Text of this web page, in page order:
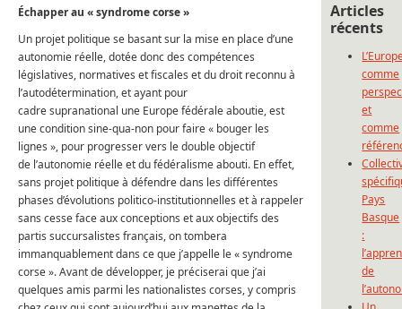
Échapper au « syndrome corse »
Un projet politique se basant sur la mise en place d’une
autonomie réelle, dotée donc des compétences
législatives, normatives et fiscales et du droit reconnu à
l’autodétermination, et ayant pour
cadre supranational une Europe fédérale aboutie, est
une condition sine-qua-non pour faire « bouger les
lignes », pour progresser vers le double objectif
de l’autonomie réelle et du fédéralisme abouti. En effet,
sans projet politique à défendre dans les différentes
phases d’évolutions politico-institutionnelles et à rappeler
sans cesse face aux conceptions et aux objectifs des
partis succursalistes français, on tombera
immanquablement dans ce que j’appelle le « syndrome
corse ». Avant de développer, je préciserai que j’ai
quelques amis parmi les nationalistes corses, y compris
Articles
récents
comme
et
comme
Pays
Basque
:
de